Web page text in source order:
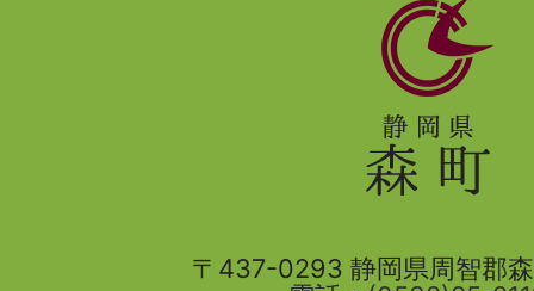
静
岡
県
森
町
〒437-0293 静岡県周智郡